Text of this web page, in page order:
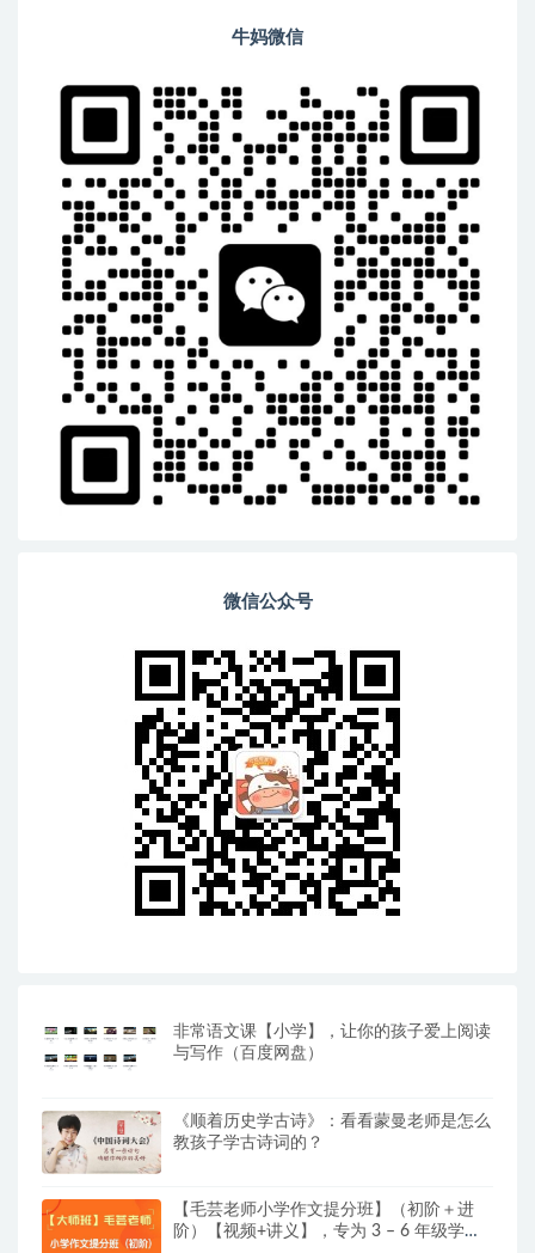
牛妈微信
微信公众号
非常语文课【小学】，让你的孩子爱上阅读
与写作（百度网盘）
《顺着历史学古诗》：看看蒙曼老师是怎么
教孩子学古诗词的？
【毛芸老师小学作文提分班】（初阶＋进
阶）【视频+讲义】，专为 3 – 6 年级学员